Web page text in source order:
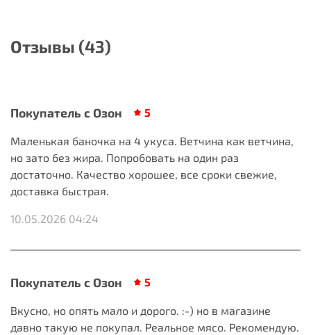
Отзывы (43)
Покупатель с Озон 5
Маленькая баночка на 4 укуса. Ветчина как ветчина,
но зато без жира. Попробовать на один раз
достаточно. Качество хорошее, все сроки свежие,
доставка быстрая.
10.05.2026 04:24
Покупатель с Озон 5
Вкусно, но опять мало и дорого. :-) но в магазине
давно такую не покупал. Реальное мясо. Рекомендую.